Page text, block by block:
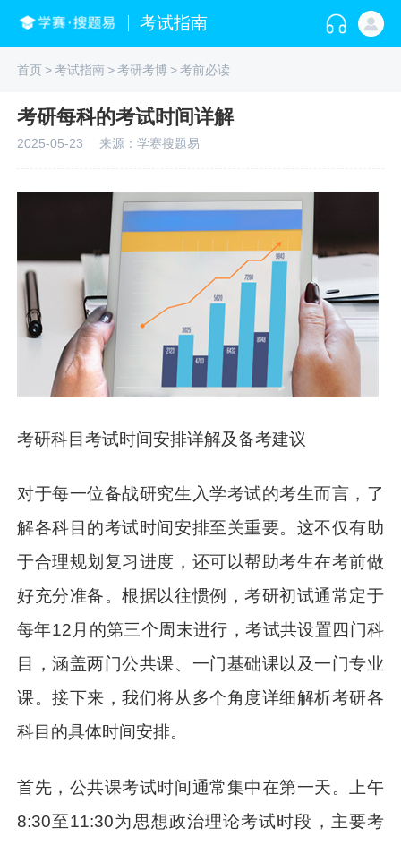
考试指南
首页>考试指南>考研考博>考前必读
考研每科的考试时间详解
2025-05-23 来源：学赛搜题易
考研科目考试时间安排详解及备考建议
对于每一位备战研究生入学考试的考生而言，了
解各科目的考试时间安排至关重要。这不仅有助
于合理规划复习进度，还可以帮助考生在考前做
好充分准备。根据以往惯例，考研初试通常定于
每年12月的第三个周末进行，考试共设置四门科
目，涵盖两门公共课、一门基础课以及一门专业
课。接下来，我们将从多个角度详细解析考研各
科目的具体时间安排。
首先，公共课考试时间通常集中在第一天。上午
8:30至11:30为思想政治理论考试时段，主要考